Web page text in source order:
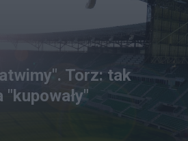
Torz: tak
"kupowały"